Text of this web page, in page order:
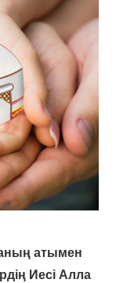
атымен
Иесі Алла